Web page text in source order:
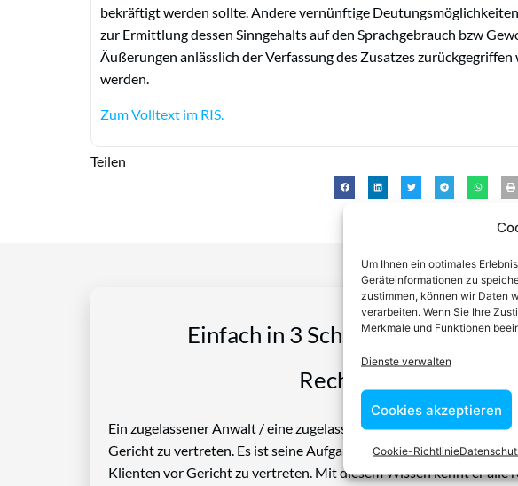
Um Ihnen ein optimales
Geräteinformationen zu
zustimmen, können wir Daten
verarbeiten. Wenn Sie Ihre
Merkmale und Funktionen
Dienste verwalten
Cookies akzeptieren
Cookie-Richtlinie
bekräftigt werden sollte. Andere vernünftige
zur Ermittlung dessen Sinngehalts auf den Sprachgebrauch bzw
Äußerungen anlässlich der Verfassung des Zusatzes
werden.
Zum Volltext im RIS.
Teilen
Einfach in 3 Schritten einen
Rechtsproblem
Ein zugelassener Anwalt / eine zugelassen Anwältin ist dafür da,
Gericht zu vertreten. Es ist seine Aufgabe, Dienstleistungen im
Klienten vor Gericht zu vertreten. Mit diesem Wissen kennt er alle